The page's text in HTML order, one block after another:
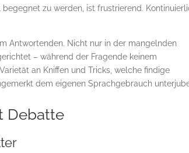
zu werden, ist frustrierend.
Antwortenden. Nicht nur in der mangelnden
– während der Fragende keinem
an Kniffen und Tricks, welche findige
dem eigenen Sprachgebrauch
Debatte